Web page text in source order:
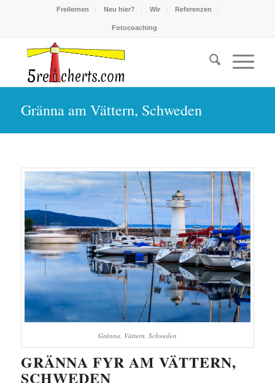
Freilernen Neu hier? Wir Referenzen
Fotocoaching
Gränna am Vättern, Schweden
Gränna, Vättern, Schweden
GRÄNNA FYR AM VÄTTERN,
SCHWEDEN